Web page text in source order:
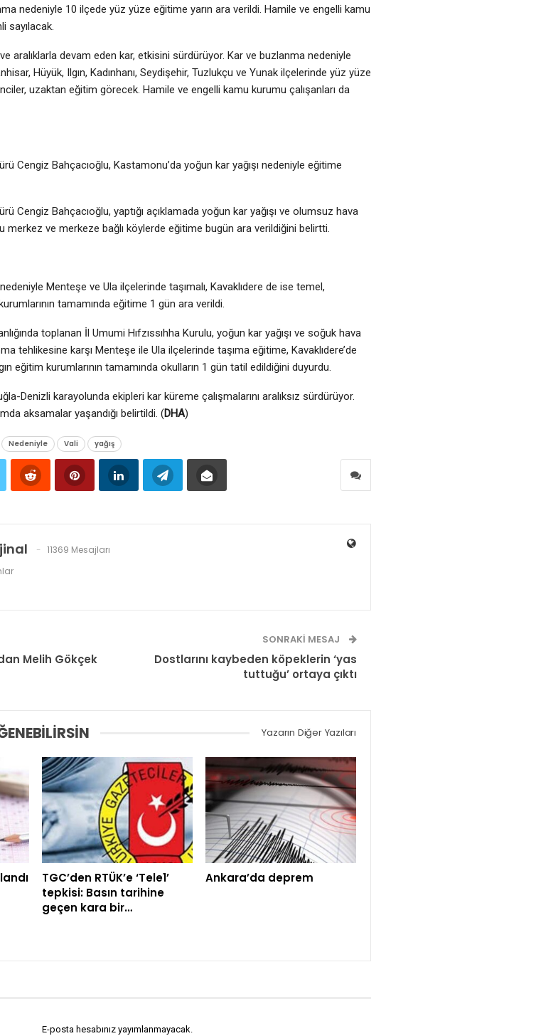
nedeniyle 10 ilçede yüz yüze eğitime yarın ara verildi. Hamile ve engelli kamu
sayılacak.
aralıklarla devam eden kar, etkisini sürdürüyor. Kar ve buzlanma nedeniyle
Hüyük, Ilgın, Kadınhanı, Seydişehir, Tuzlukçu ve Yunak ilçelerinde yüz yüze
uzaktan eğitim görecek. Hamile ve engelli kamu kurumu çalışanları da
Cengiz Bahçacıoğlu, Kastamonu’da yoğun kar yağışı nedeniyle eğitime
Cengiz Bahçacıoğlu, yaptığı açıklamada yoğun kar yağışı ve olumsuz hava
merkez ve merkeze bağlı köylerde eğitime bugün ara verildiğini belirtti.
Menteşe ve Ula ilçelerinde taşımalı, Kavaklıdere de ise temel,
tamamında eğitime 1 gün ara verildi.
toplanan İl Umumi Hıfzıssıhha Kurulu, yoğun kar yağışı ve soğuk hava
tehlikesine karşı Menteşe ile Ula ilçelerinde taşıma eğitime, Kavaklıdere’de
eğitim kurumlarının tamamında okulların 1 gün tatil edildiğini duyurdu.
Denizli karayolunda ekipleri kar küreme çalışmalarını aralıksız sürdürüyor.
aksamalar yaşandığı belirtildi. (DHA)
Nedeniyle Vali yağış
11369 Mesajları
Melih Gökçek
SONRAKI MESAJ
Dostlarını kaybeden köpeklerin ‘yas
tuttuğu’ ortaya çıktı
Yazarın Diğer Yazıları
TGC’den RTÜK’e ‘Tele1’
tepkisi: Basın tarihine
geçen kara bir…
Ankara’da deprem
E-posta hesabınız yayımlanmayacak.